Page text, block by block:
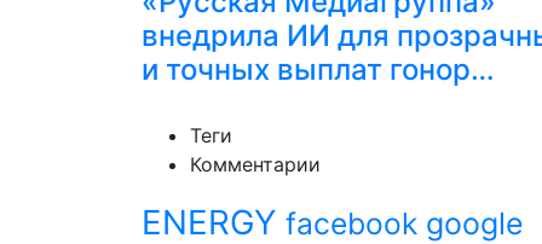
внедрила ИИ для
и точных выплат гонор…
Теги
Комментарии
ENERGY facebook google